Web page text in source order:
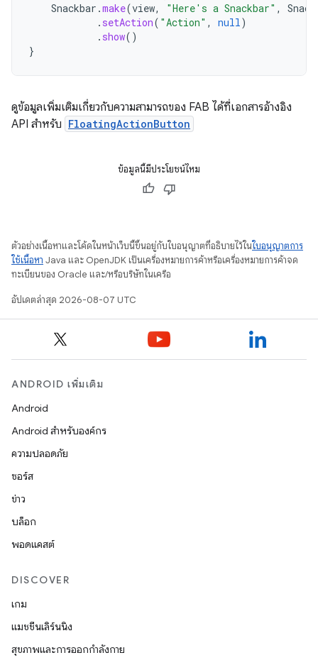
Snackbar .make(view, "Here's a Snackbar" ,
. setAction( "Action" , null )
. show()
}
ดูข้อมูลเพิ่มเติมเกี่ยวกับความสามารถของ FAB ได้ที่เอกสารอ้างอิง
API สำหรับ FloatingActionButton
ข้อมูลนี้มีประโยชน์ไหม
ตัวอย่างเนื้อหาและโค้ดในหน้าเว็บนี้ขึ้นอยู่กับใบอนุญาตที่อธิบายไว้ในใบอนุญาตการ
ใช้เนื้อหา Java และ OpenJDK เป็นเครื่องหมายการค้าหรือเครื่องหมายการค้าจด
ทะเบียนของ Oracle และ/หรือบริษัทในเครือ
อัปเดตล่าสุด 2026-08-07 UTC
ANDROID เพิ่มเติม
Android
Android สำหรับองค์กร
ความปลอดภัย
ซอร์ส
ข่าว
บล็อก
พอดแคสต์
DISCOVER
เกม
แมชชีนเลิร์นนิง
สุขภาพและการออกกำลังกาย